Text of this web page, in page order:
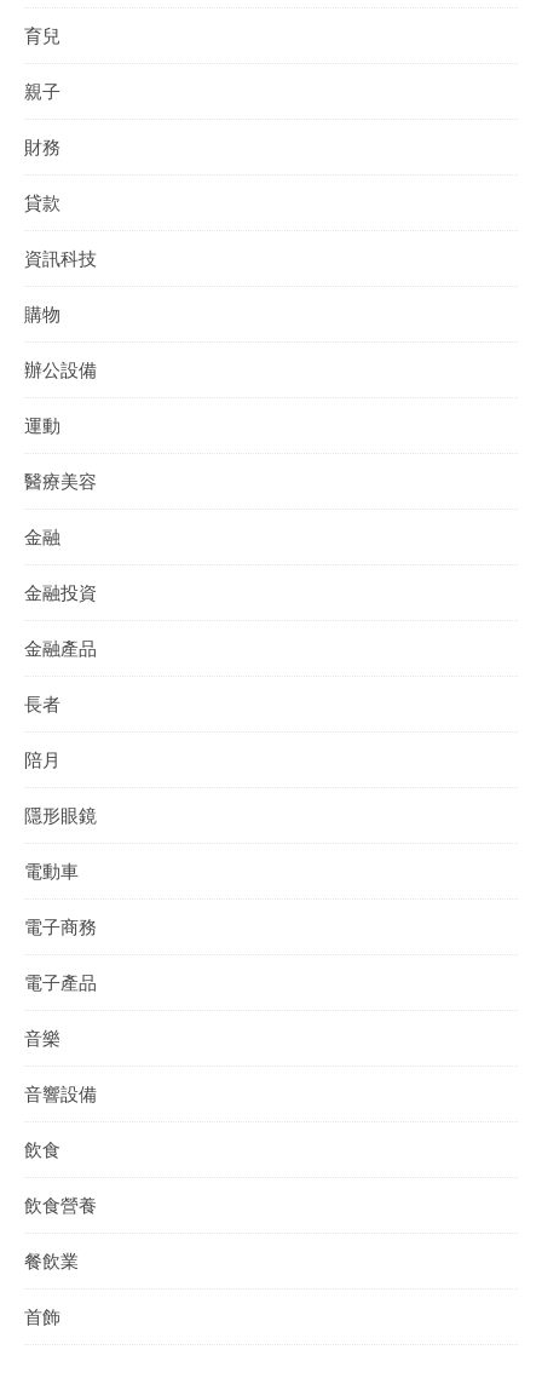
育兒
親子
財務
貸款
資訊科技
購物
辦公設備
運動
醫療美容
金融
金融投資
金融產品
長者
陪月
隱形眼鏡
電動車
電子商務
電子產品
音樂
音響設備
飲食
飲食營養
餐飲業
首飾